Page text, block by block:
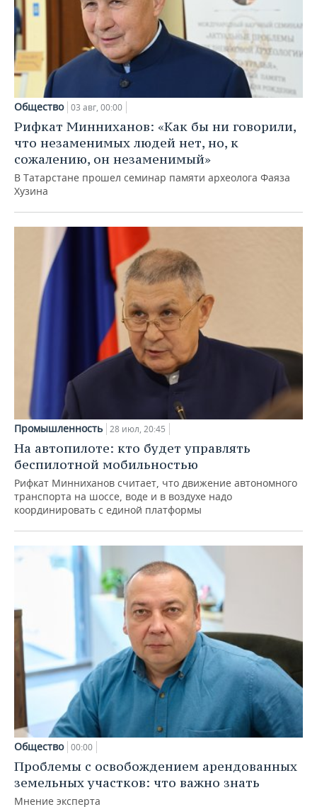
Общество 03 авг, 00:00
Рифкат Минниханов: «Как бы ни говорили,
что незаменимых людей нет, но, к
сожалению, он незаменимый»
В Татарстане прошел семинар памяти археолога Фаяза
Хузина
Промышленность 28 июл, 20:45
На автопилоте: кто будет управлять
беспилотной мобильностью
Рифкат Минниханов считает, что движение автономного
транспорта на шоссе, воде и в воздухе надо
координировать с единой платформы
Общество 00:00
Проблемы с освобождением арендованных
земельных участков: что важно знать
Мнение эксперта